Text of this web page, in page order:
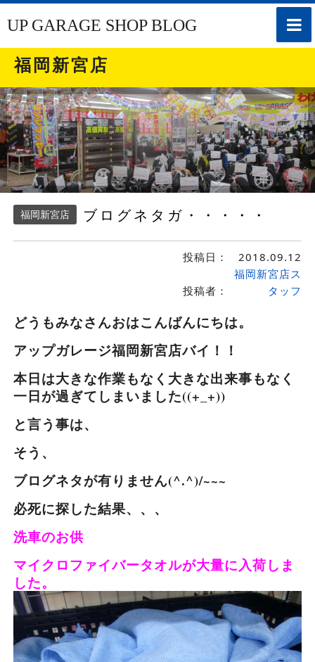
toggle
UP GARAGE SHOP BLOG
福岡新宮店
福岡新宮店 ブログネタガ・・・・・
投稿日： 2018.09.12
投稿者：
福岡新宮店ス
タッフ
どうもみなさんおはこんばんにちは。
アップガレージ福岡新宮店バイ！！
本日は大きな作業もなく大きな出来事もなく
一日が過ぎてしまいました((+_+))
と言う事は、
そう、
ブログネタが有りません(^.^)/~~~
必死に探した結果、、、
洗車のお供
マイクロファイバータオルが大量に入荷しま
した。